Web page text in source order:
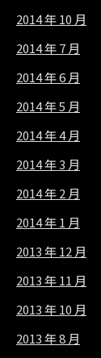
2014 年 10 月
2014 年 7 月
2014 年 6 月
2014 年 5 月
2014 年 4 月
2014 年 3 月
2014 年 2 月
2014 年 1 月
2013 年 12 月
2013 年 11 月
2013 年 10 月
2013 年 8 月